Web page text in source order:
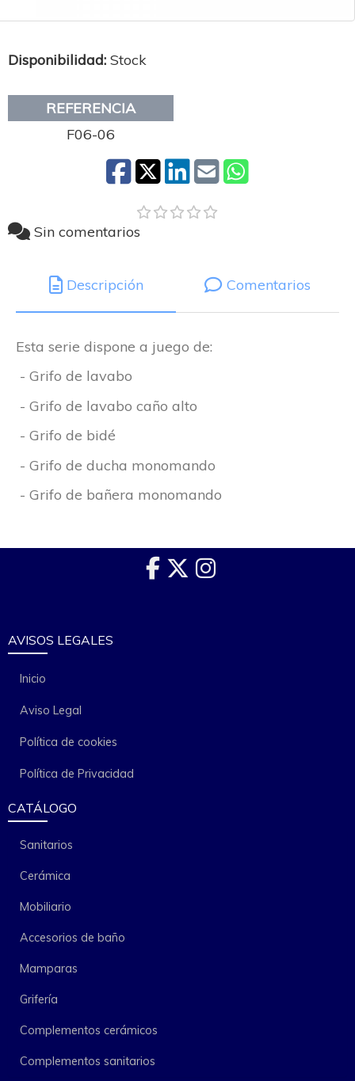
Disponibilidad: Stock
REFERENCIA
F06-06
Sin comentarios
Descripción Comentarios
Esta serie dispone a juego de:
- Grifo de lavabo
- Grifo de lavabo caño alto
- Grifo de bidé
- Grifo de ducha monomando
- Grifo de bañera monomando
AVISOS LEGALES
Inicio
Aviso Legal
Política de cookies
Política de Privacidad
CATÁLOGO
Sanitarios
Cerámica
Mobiliario
Accesorios de baño
Mamparas
Grifería
Complementos cerámicos
Complementos sanitarios